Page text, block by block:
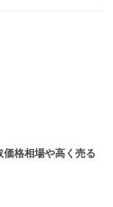
格相場や高く売る